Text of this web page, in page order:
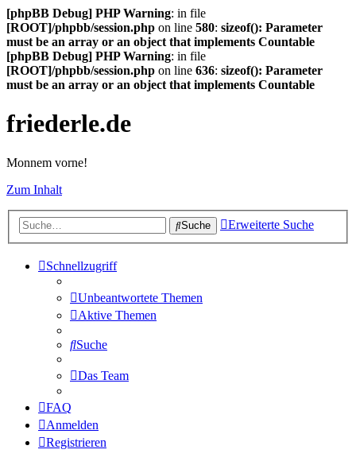
[phpBB Debug] PHP Warning: in file
[ROOT]/phpbb/session.php on line 580: sizeof(): Parameter
must be an array or an object that implements Countable
[phpBB Debug] PHP Warning: in file
[ROOT]/phpbb/session.php on line 636: sizeof(): Parameter
must be an array or an object that implements Countable
friederle.de
Monnem vorne!
Zum Inhalt
Suche Erweiterte Suche
Schnellzugriff
Unbeantwortete Themen
Aktive Themen
Suche
Das Team
FAQ
Anmelden
Registrieren